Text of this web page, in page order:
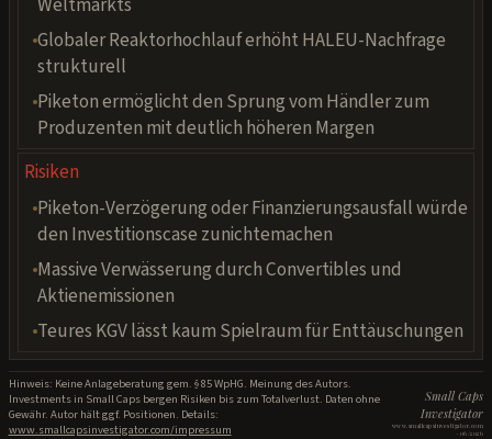
Globaler Reaktorhochlauf erhöht HALEU-Nachfrage
strukturell
Piketon ermöglicht den Sprung vom Händler zum
Produzenten mit deutlich höheren Margen
Risiken
Piketon-Verzögerung oder Finanzierungsausfall würde
den Investitionscase zunichtemachen
Massive Verwässerung durch Convertibles und
Aktienemissionen
Teures KGV lässt kaum Spielraum für Enttäuschungen
Hinweis: Keine Anlageberatung gem. § 85 WpHG. Meinung des Autors.
Investments in Small Caps bergen Risiken bis zum Totalverlust. Daten ohne
Gewähr. Autor hält ggf. Positionen. Details:
www.smallcapsinvestigator.com/impressum
Small Caps
Investigator
www.smallcapsinvestigator.com
· 06/2026